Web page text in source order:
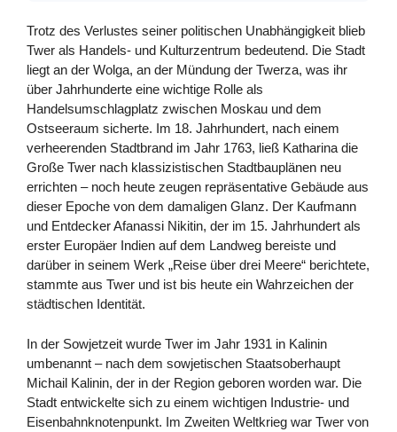
Trotz des Verlustes seiner politischen Unabhängigkeit blieb
Twer als Handels- und Kulturzentrum bedeutend. Die Stadt
liegt an der Wolga, an der Mündung der Twerza, was ihr
über Jahrhunderte eine wichtige Rolle als
Handelsumschlagplatz zwischen Moskau und dem
Ostseeraum sicherte. Im 18. Jahrhundert, nach einem
verheerenden Stadtbrand im Jahr 1763, ließ Katharina die
Große Twer nach klassizistischen Stadtbauplänen neu
errichten – noch heute zeugen repräsentative Gebäude aus
dieser Epoche von dem damaligen Glanz. Der Kaufmann
und Entdecker Afanassi Nikitin, der im 15. Jahrhundert als
erster Europäer Indien auf dem Landweg bereiste und
darüber in seinem Werk „Reise über drei Meere“ berichtete,
stammte aus Twer und ist bis heute ein Wahrzeichen der
städtischen Identität.
In der Sowjetzeit wurde Twer im Jahr 1931 in Kalinin
umbenannt – nach dem sowjetischen Staatsoberhaupt
Michail Kalinin, der in der Region geboren worden war. Die
Stadt entwickelte sich zu einem wichtigen Industrie- und
Eisenbahnknotenpunkt. Im Zweiten Weltkrieg war Twer von